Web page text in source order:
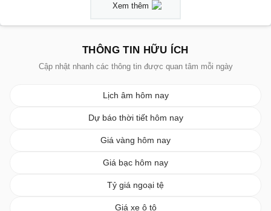
Xem thêm
THÔNG TIN HỮU ÍCH
Cập nhật nhanh các thông tin được quan tâm mỗi ngày
Lịch âm hôm nay
Dự báo thời tiết hôm nay
Giá vàng hôm nay
Giá bạc hôm nay
Tỷ giá ngoại tệ
Giá xe ô tô